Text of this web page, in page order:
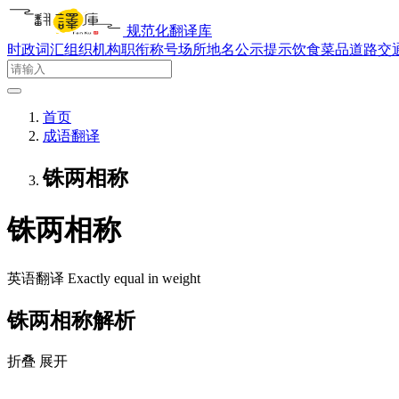
规范化翻译库
时政词汇组织机构职衔称号场所地名公示提示饮食菜品道路交
首页
成语翻译
铢两相称
铢两相称
英语翻译 Exactly equal in weight
铢两相称解析
折叠 展开